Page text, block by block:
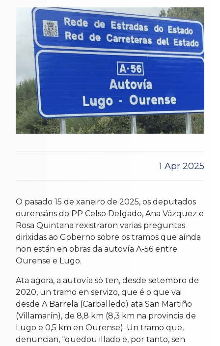
1 Apr 2025
O pasado 15 de xaneiro de 2025, os deputados
ourensáns do PP Celso Delgado, Ana Vázquez e
Rosa Quintana rexistraron varias preguntas
dirixidas ao Goberno sobre os tramos que aínda
non están en obras da autovía A-56 entre
Ourense e Lugo.
Ata agora, a autovía só ten, desde setembro de
2020, un tramo en servizo, que é o que vai
desde A Barrela (Carballedo) ata San Martiño
(Villamarín), de 8,8 km (8,3 km na provincia de
Lugo e 0,5 km en Ourense). Un tramo que,
denuncian, “quedou illado e, por tanto, sen